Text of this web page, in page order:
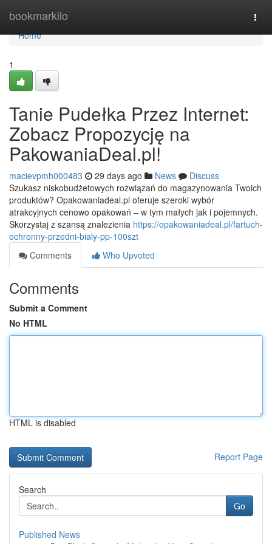
bookmarkilo
Home
Home
1
Tanie Pudełka Przez Internet:
Zobacz Propozycję na
PakowaniaDeal.pl!
macievpmh000483 29 days ago News
Discuss
Szukasz niskobudżetowych rozwiązań do magazynowania Twoich
produktów? Opakowaniadeal.pl oferuje szeroki wybór
atrakcyjnych cenowo opakowań – w tym małych jak i pojemnych.
Skorzystaj z szansą znalezienia https://opakowaniadeal.pl/fartuch-
ochronny-przedni-bialy-pp-100szt
Comments
Who Upvoted
Comments
Submit a Comment
No HTML
HTML is disabled
Report Page
Search
Go
Published News